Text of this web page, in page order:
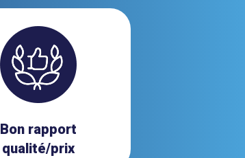
Bon rapport
qualité/prix